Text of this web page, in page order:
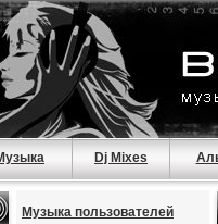
Dj Mixes
Музыка пользователей